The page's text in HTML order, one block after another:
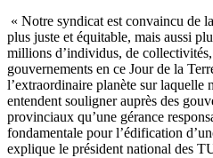
« Notre syndicat est convaincu de
plus juste et équitable, mais aussi
millions d’individus, de collectivités,
gouvernements en ce Jour de la
l’extraordinaire planète sur
entendent souligner auprès des
provinciaux qu’une gérance
fondamentale pour l’édification
explique le président national des